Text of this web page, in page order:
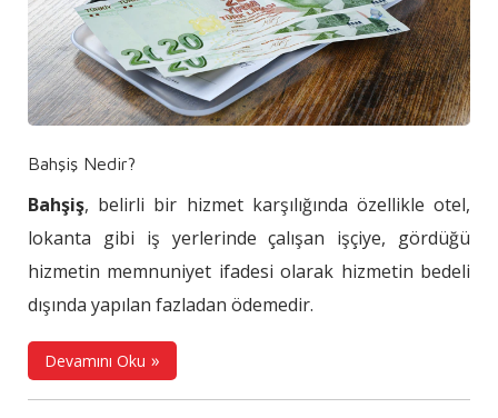
Bahşiş Nedir?
Bahşiş, belirli bir hizmet karşılığında özellikle otel,
lokanta gibi iş yerlerinde çalışan işçiye, gördüğü
hizmetin memnuniyet ifadesi olarak hizmetin bedeli
dışında yapılan fazladan ödemedir.
Devamını Oku